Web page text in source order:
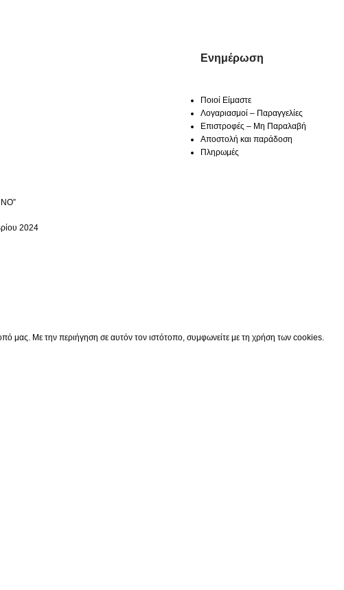
2024
Ενημέρωση
Ποιοί Είμαστε
Λογαριασμοί – Παραγγελίες
Επιστροφές – Μη Παραλαβή
Αποστολή και παράδοση
Πληρωμές
μας. Με την περιήγηση σε αυτόν τον ιστότοπο, συμφωνείτε με τη χρήση των cookies.